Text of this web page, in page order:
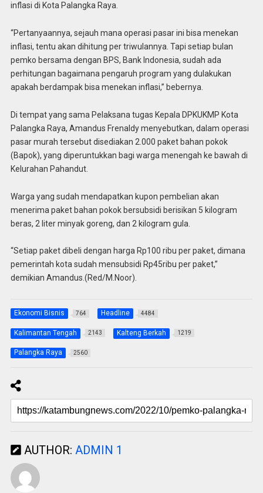
inflasi di Kota Palangka Raya.
“Pertanyaannya, sejauh mana operasi pasar ini bisa menekan
inflasi, tentu akan dihitung per triwulannya. Tapi setiap bulan
pemko bersama dengan BPS, Bank Indonesia, sudah ada
perhitungan bagaimana pengaruh program yang dulakukan
apakah berdampak bisa menekan inflasi,” bebernya.
Di tempat yang sama Pelaksana tugas Kepala DPKUKMP Kota
Palangka Raya, Amandus Frenaldy menyebutkan, dalam operasi
pasar murah tersebut disediakan 2.000 paket bahan pokok
(Bapok), yang diperuntukkan bagi warga menengah ke bawah di
Kelurahan Pahandut.
Warga yang sudah mendapatkan kupon pembelian akan
menerima paket bahan pokok bersubsidi berisikan 5 kilogram
beras, 2 liter minyak goreng, dan 2 kilogram gula.
“Setiap paket dibeli dengan harga Rp100 ribu per paket, dimana
pemerintah kota sudah mensubsidi Rp45ribu per paket,”
demikian Amandus.(Red/M.Noor).
Ekonomi Bisnis 764 Headline 4484
Kalimantan Tengah 2143 Kalteng Berkah 1219
Palangka Raya 2560
AUTHOR: ADMIN 1